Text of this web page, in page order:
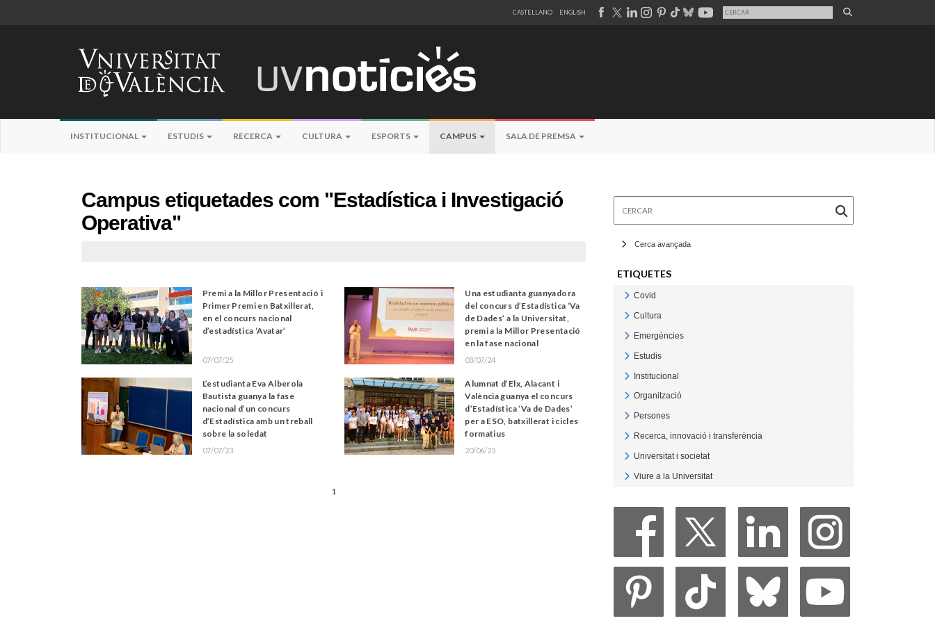
CASTELLANO ENGLISH
INSTITUCIONAL ESTUDIS RECERCA CULTURA ESPORTS CAMPUS SALA DE PREMSA
Campus etiquetades com "Estadística i Investigació
Operativa"
Premi a la Millor Presentació i
Primer Premi en Batxillerat,
en el concurs nacional
d’estadística ‘Avatar’
07/07/25
Una estudianta guanyadora
del concurs d’Estadística ‘Va
de Dades’ a la Universitat,
premi a la Millor Presentació
en la fase nacional
03/07/24
L’estudianta Eva Alberola
Bautista guanya la fase
nacional d’un concurs
d’Estadística amb un treball
sobre la soledat
07/07/23
Alumnat d’Elx, Alacant i
València guanya el concurs
d’Estadística ‘Va de Dades’
per a ESO, batxillerat i cicles
formatius
20/06/23
1
Cerca avançada
ETIQUETES
Covid
Cultura
Emergències
Estudis
Institucional
Organització
Persones
Recerca, innovació i transferència
Universitat i societat
Viure a la Universitat